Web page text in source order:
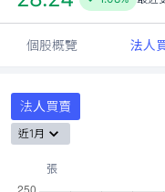
個股概覽 法人
法人買賣
近1月